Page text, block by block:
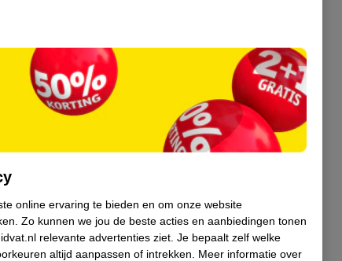
haar daar niet mee op. Ze heeft nu juist veel rust
tijd voor zichzelf neemt. Geniet er samen van nu
was ik
de
urenlang
online ervaring te bieden en om onze website
Zo kunnen we jou de beste acties en aanbiedingen tonen
relevante advertenties ziet. Je bepaalt zelf welke
altijd aanpassen of intrekken.
Meer informatie over